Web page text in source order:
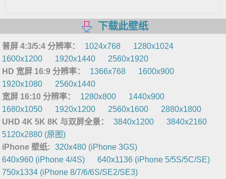
下载此壁纸
普屏 4:3/5:4 分辨率： 1024x768
1280x1024
1600x1200
1920x1440
2560x1920
HD 宽屏 16:9 分辨率：
1366x768
1600x900
1920x1080
2560x1440
宽屏 16:10 分辨率：
1280x800
1440x900
1680x1050
1920x1200 2560x1600
2880x1800
UHD 4K 5K 8K 与双屏全景：
3840x1200
3840x2160
5120x2880 (原图)
iPhone 壁纸:
320x480 (iPhone 3GS)
640x960 (iPhone 4/4S)
640x1136 (iPhone 5/5S/5C/SE)
750x1334 (iPhone 8/7/6/6S/SE2/SE3)